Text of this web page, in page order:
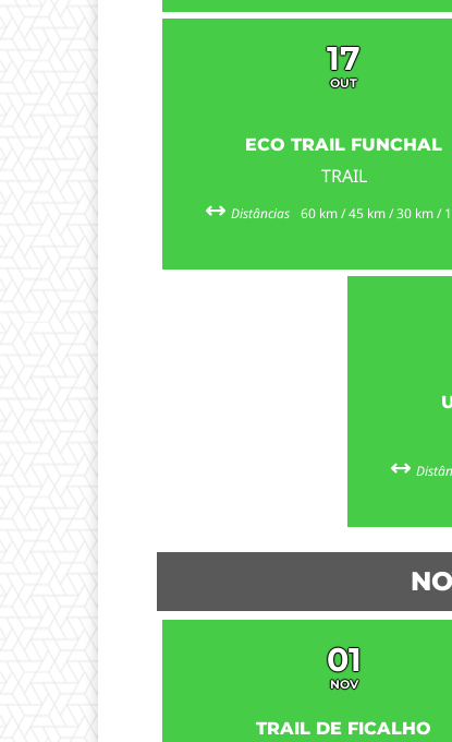
17
OUT
ECO TRAIL FUNCHAL
TRAIL
Distâncias 60 km / 45 km / 30 km /
01
NOV
TRAIL DE FICALHO